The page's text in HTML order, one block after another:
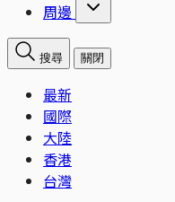
周邊
搜尋 關閉
最新
國際
大陸
香港
台灣